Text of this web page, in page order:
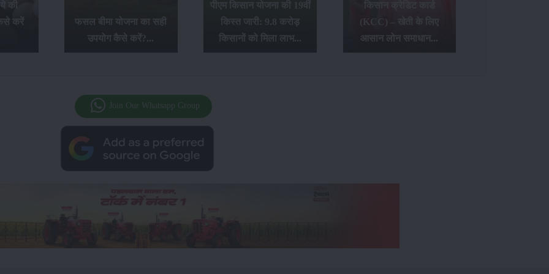
की
करें
फसल बीमा योजना का सही
उपयोग कैसे करें?...
पीएम किसान योजना की 19वीं
किस्त जारी: 9.8 करोड़
किसानों को मिला लाभ...
किसान क्रेडिट कार्ड
(KCC) – खेती के लिए
आसान लोन समाधान...
Join Our Whatsapp Group